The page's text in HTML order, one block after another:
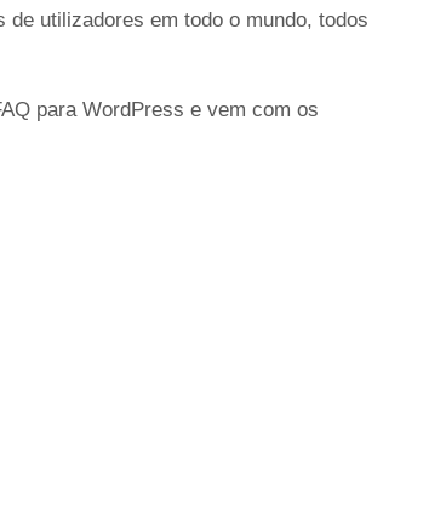
utilizadores em todo o mundo, todos
para WordPress e vem com os